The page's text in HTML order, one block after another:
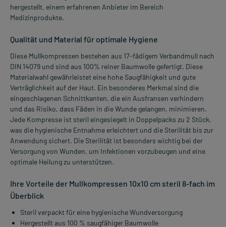
hergestellt, einem erfahrenen Anbieter im Bereich
Medizinprodukte.
Qualität und Material für optimale Hygiene
Diese Mullkompressen bestehen aus 17-fädigem Verbandmull nach
DIN 14079 und sind aus 100% reiner Baumwolle gefertigt. Diese
Materialwahl gewährleistet eine hohe Saugfähigkeit und gute
Verträglichkeit auf der Haut. Ein besonderes Merkmal sind die
eingeschlagenen Schnittkanten, die ein Ausfransen verhindern
und das Risiko, dass Fäden in die Wunde gelangen, minimieren.
Jede Kompresse ist steril eingesiegelt in Doppelpacks zu 2 Stück,
was die hygienische Entnahme erleichtert und die Sterilität bis zur
Anwendung sichert. Die Sterilität ist besonders wichtig bei der
Versorgung von Wunden, um Infektionen vorzubeugen und eine
optimale Heilung zu unterstützen.
Ihre Vorteile der Mullkompressen 10x10 cm steril 8-fach im
Überblick
Steril verpackt für eine hygienische Wundversorgung
Hergestellt aus 100 % saugfähiger Baumwolle